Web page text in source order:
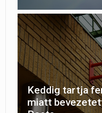
Keddig tartja
miatt